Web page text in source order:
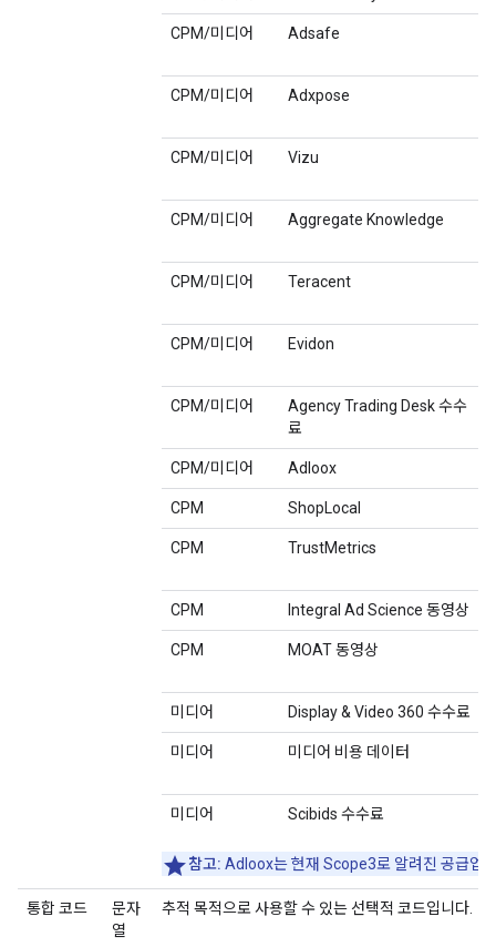
CPM/미디어 Adsafe
CPM/미디어 Adxpose
CPM/미디어 Vizu
CPM/미디어 Aggregate Knowledge
CPM/미디어 Teracent
CPM/미디어 Evidon
CPM/미디어
Agency Trading Desk 수수
료
CPM/미디어 Adloox
CPM ShopLocal
CPM TrustMetrics
CPM Integral Ad Science 동영상
CPM MOAT 동영상
미디어 Display & Video 360 수수료
미디어 미디어 비용 데이터
미디어 Scibids 수수료
참고: Adloox는 현재 Scope3로 알려진 공급업
통합 코드
문자
열
추적 목적으로 사용할 수 있는 선택적 코드입니다.